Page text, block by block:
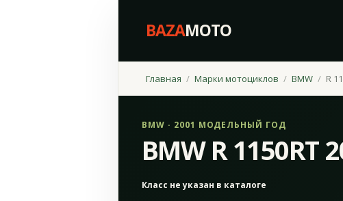
BAZAMOTO
Главная Марки мотоциклов BMW R
BMW · 2001 МОДЕЛЬНЫЙ ГОД
BMW R 1150RT
Класс не указан в каталоге